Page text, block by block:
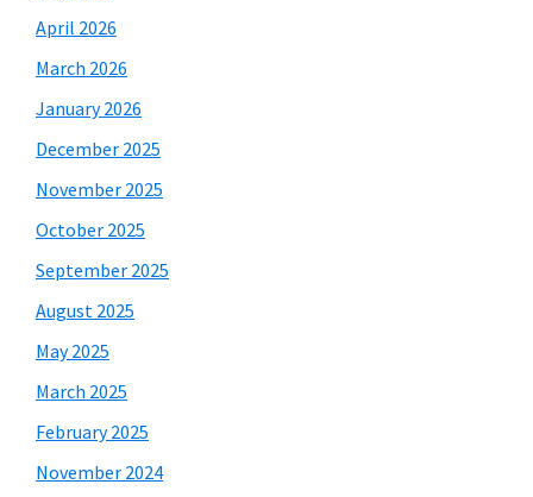
April 2026
March 2026
January 2026
December 2025
November 2025
October 2025
September 2025
August 2025
May 2025
March 2025
February 2025
November 2024